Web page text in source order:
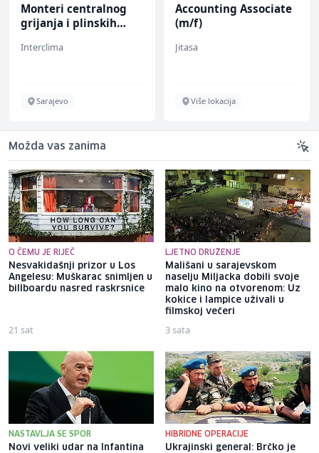
Monteri centralnog
grijanja i plinskih
Interclima
Sarajevo
Accounting Associate
(m/f)
Jitasa
Više lokacija
Možda vas zanima
O ČEMU JE RIJEČ
Nesvakidašnji prizor u Los
Angelesu: Muškarac snimljen u
billboardu nasred raskrsnice
21 sat
LJETNO DRUŽENJE
Mališani u sarajevskom
naselju Miljacka dobili svoje
malo kino na otvorenom: Uz
kokice i lampice uživali u
filmskoj večeri
3 sata
NASTAVLJA SE SPOR
Novi veliki udar na Infantina
HIBRIDNE OPERACIJE
Ukrajinski general: Brčko je